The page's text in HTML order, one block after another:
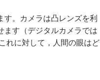
。カメラは凸レンズを利
ます（デジタルカメラでは
れに対して，人間の眼はど